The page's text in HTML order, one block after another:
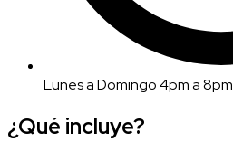
Lunes a Domingo 4pm a 8pm
¿Qué incluye?